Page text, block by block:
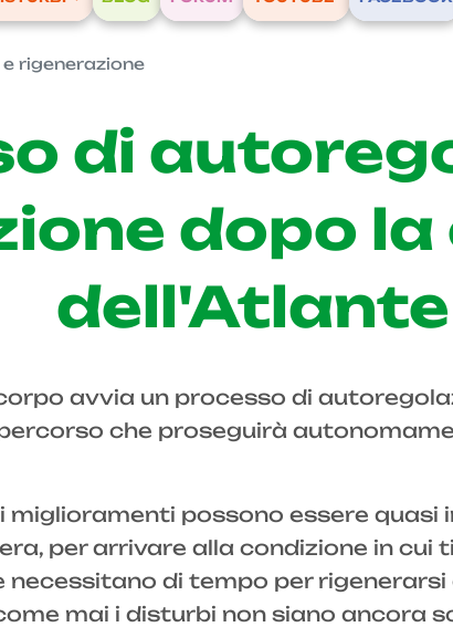
rigenerazione
di
dopo
dell'Atlante
avvia un processo di
che proseguirà
miglioramenti possono essere
per arrivare alla condizione in
di tempo per rigenerarsi
mai i disturbi non siano ancora